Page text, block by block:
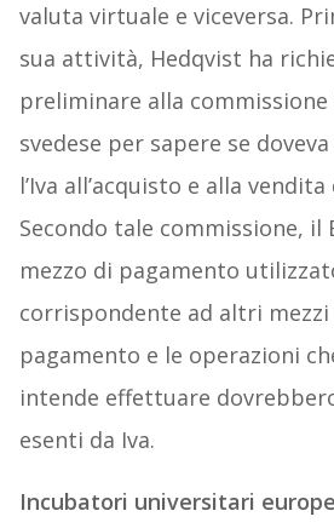
valuta virtuale e viceversa.
sua attività, Hedqvist ha
preliminare alla
svedese per sapere se
l’Iva all’acquisto e alla
Secondo tale commissione, il
mezzo di pagamento
corrispondente ad altri mezzi
pagamento e le operazioni
intende effettuare
esenti da Iva.
Incubatori universitari